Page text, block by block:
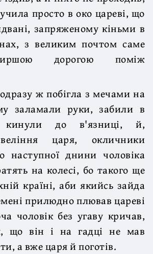
просто в око цареві, що
запряженому кіньми в
з великим почтом саме
дорогою поміж
ж побігла з мечами на
заламали руки, забили в
до в'язниці, й,
царя, окличники
наступної днини чоловіка
на колесі, бо такого ще
країні, аби якийсь зайда
прилюдно плював цареві
чоловік без угаву кричав,
що він і на гадці не мав
а вже царя й поготів.